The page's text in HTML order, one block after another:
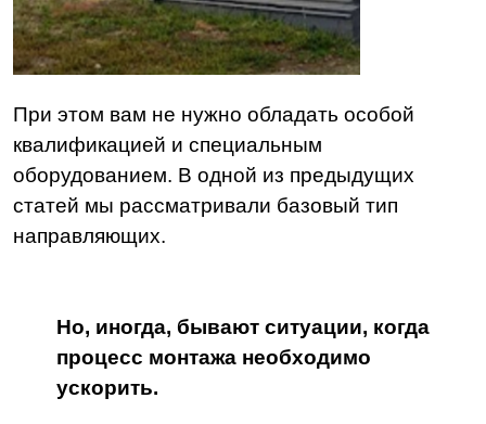
При этом вам не нужно обладать особой
квалификацией и специальным
оборудованием. В одной из предыдущих
статей мы рассматривали базовый тип
направляющих.
Но, иногда, бывают ситуации, когда
процесс монтажа необходимо
ускорить.